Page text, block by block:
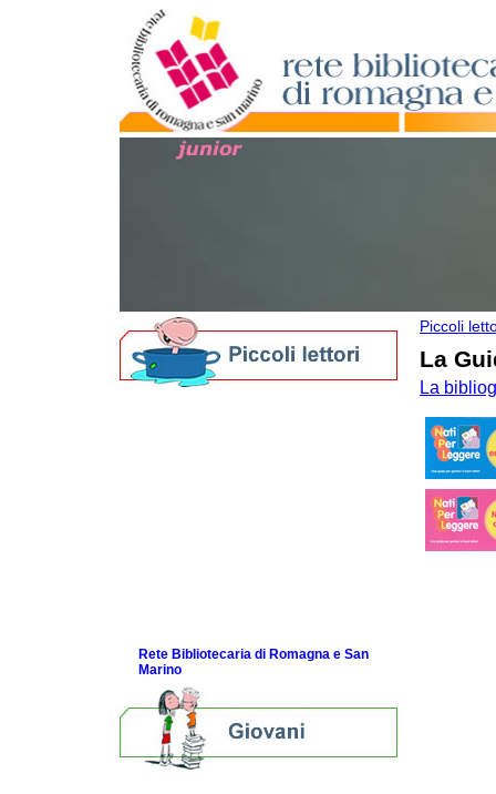
Piccoli
La
La
Rete Bibliotecaria di Romagna e San
Marino